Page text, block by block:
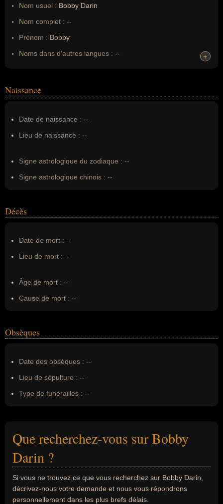
Nom usuel : Bobby Darin
Nom complet : --
Prénom : Bobby
Noms dans d'autres langues : --
Nom de famille :Darin
+
+
Naissance
Date de naissance : --
Lieu de naissance : --
Signe astrologique du zodiaque : --
Signe astrologique chinois : --
Décès
Date de mort : --
Lieu de mort : --
Âge de mort : --
Cause de mort : --
Obsèques
Date des obsèques : --
Lieu de sépulture : --
Type de funérailles : --
Que recherchez-vous sur Bobby
Darin ?
Si vous ne trouvez ce que vous recherchez sur Bobby Darin,
décrivez-nous votre demande et nous vous répondrons
personnellement dans les plus brefs délais.